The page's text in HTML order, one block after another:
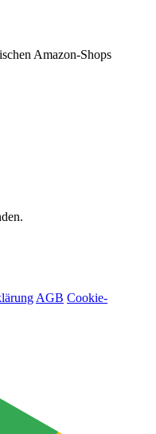
Amazon-Shops
AGB Cookie-